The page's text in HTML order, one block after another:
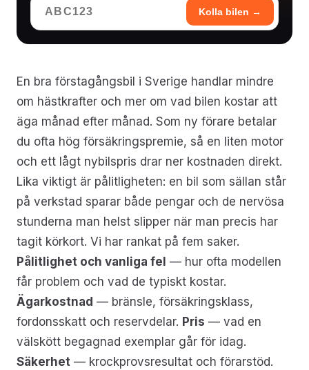
Kolla bilen →
En bra förstagångsbil i Sverige handlar mindre
om hästkrafter och mer om vad bilen kostar att
äga månad efter månad. Som ny förare betalar
du ofta hög försäkringspremie, så en liten motor
och ett lågt nybilspris drar ner kostnaden direkt.
Lika viktigt är pålitligheten: en bil som sällan står
på verkstad sparar både pengar och de nervösa
stunderna man helst slipper när man precis har
tagit körkort. Vi har rankat på fem saker.
Pålitlighet och vanliga fel — hur ofta modellen
får problem och vad de typiskt kostar.
Ägarkostnad — bränsle, försäkringsklass,
fordonsskatt och reservdelar. Pris — vad en
välskött begagnad exemplar går för idag.
Säkerhet — krockprovsresultat och förarstöd.